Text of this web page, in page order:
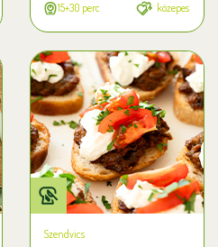
15+30 perc közepes
Szendvics